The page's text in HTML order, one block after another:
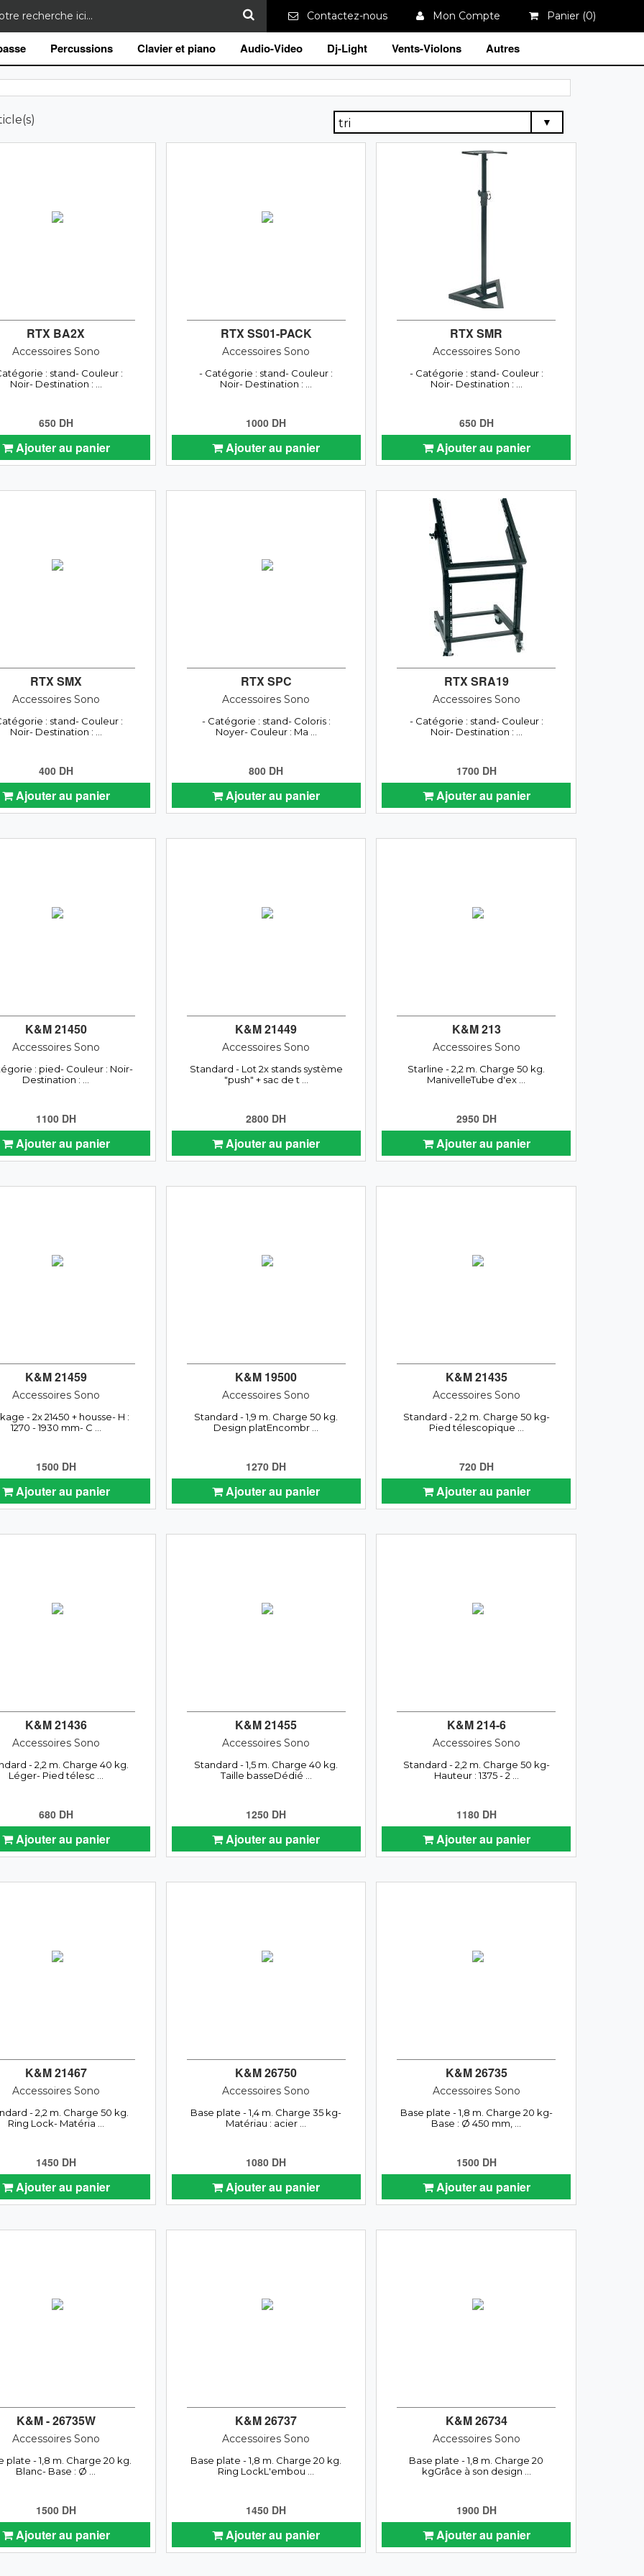
Contactez-nous Mon Compte Panier (0)
Percussions Clavier et piano Audio-Video Dj-Light Vents-Violons Autres
RTX BA2X
Accessoires Sono
: stand- Couleur :
Noir- Destination : ...
650 DH
Ajouter au panier
RTX SS01-PACK
Accessoires Sono
- Catégorie : stand- Couleur :
Noir- Destination : ...
1000 DH
Ajouter au panier
RTX SMR
Accessoires Sono
- Catégorie : stand- Couleur :
Noir- Destination : ...
650 DH
Ajouter au panier
RTX SMX
Accessoires Sono
: stand- Couleur :
Noir- Destination : ...
400 DH
Ajouter au panier
RTX SPC
Accessoires Sono
- Catégorie : stand- Coloris :
Noyer- Couleur : Ma ...
800 DH
Ajouter au panier
RTX SRA19
Accessoires Sono
- Catégorie : stand- Couleur :
Noir- Destination : ...
1700 DH
Ajouter au panier
K&M 21450
Accessoires Sono
: pied- Couleur : Noir-
Destination : ...
1100 DH
Ajouter au panier
K&M 21449
Accessoires Sono
Standard - Lot 2x stands système
"push" + sac de t ...
2800 DH
Ajouter au panier
K&M 213
Accessoires Sono
Starline - 2,2 m. Charge 50 kg.
ManivelleTube d'ex ...
2950 DH
Ajouter au panier
K&M 21459
Accessoires Sono
- 2x 21450 + housse- H :
1270 - 1930 mm- C ...
1500 DH
Ajouter au panier
K&M 19500
Accessoires Sono
Standard - 1,9 m. Charge 50 kg.
Design platEncombr ...
1270 DH
Ajouter au panier
K&M 21435
Accessoires Sono
Standard - 2,2 m. Charge 50 kg-
Pied télescopique ...
720 DH
Ajouter au panier
K&M 21436
Accessoires Sono
- 2,2 m. Charge 40 kg.
Léger- Pied télesc ...
680 DH
Ajouter au panier
K&M 21455
Accessoires Sono
Standard - 1,5 m. Charge 40 kg.
Taille basseDédié ...
1250 DH
Ajouter au panier
K&M 214-6
Accessoires Sono
Standard - 2,2 m. Charge 50 kg-
Hauteur : 1375 - 2 ...
1180 DH
Ajouter au panier
K&M 21467
Accessoires Sono
- 2,2 m. Charge 50 kg.
Ring Lock- Matéria ...
1450 DH
Ajouter au panier
K&M 26750
Accessoires Sono
Base plate - 1,4 m. Charge 35 kg-
Matériau : acier ...
1080 DH
Ajouter au panier
K&M 26735
Accessoires Sono
Base plate - 1,8 m. Charge 20 kg-
Base : Ø 450 mm, ...
1500 DH
Ajouter au panier
K&M - 26735W
Accessoires Sono
plate - 1,8 m. Charge 20 kg.
Blanc- Base : Ø ...
1500 DH
Ajouter au panier
K&M 26737
Accessoires Sono
Base plate - 1,8 m. Charge 20 kg.
Ring LockL'embou ...
1450 DH
Ajouter au panier
K&M 26734
Accessoires Sono
Base plate - 1,8 m. Charge 20
kgGrâce à son design ...
1900 DH
Ajouter au panier